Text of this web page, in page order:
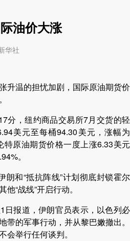
油价大涨
华社
升温的担忧加剧，国际原油期货价
分，纽约商品交易所7月交货的轻
美元至每桶94.30美元，涨幅为
原油期货价格一度上涨6.33美元
。
朗和“抵抗阵线”计划彻底封锁霍尔
“战线”开启行动。
日报道，伊朗官员表示，以色列必
带的军事行动，并从黎巴嫩撤出。
会举行任何谈判。